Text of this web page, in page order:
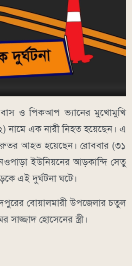
বাস ও পিকআপ ভ্যানের মুখোমুখি
নামে এক নারী নিহত হয়েছেন। এ
আহত হয়েছেন। রোববার (৩১
ইউনিয়নের আড়কান্দি সেতু
এই দুর্ঘটনা ঘটে।
বোয়ালমারী উপজেলার চতুল
সাজ্জাদ হোসেনের স্ত্রী।